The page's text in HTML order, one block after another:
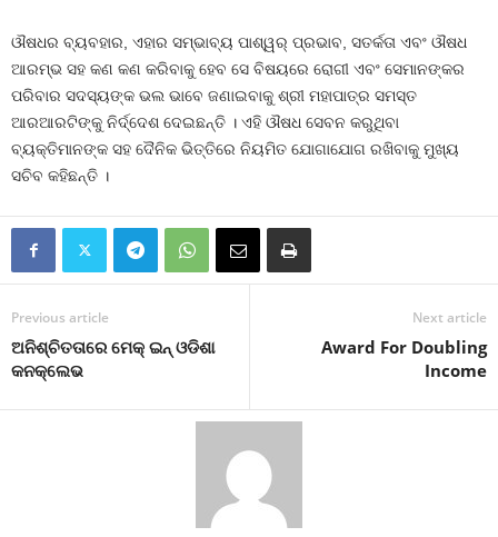
ଔଷଧର ବ୍ୟବହାର, ଏହାର ସମ୍ଭାବ୍ୟ ପାଶ୍ୱର୍ ପ୍ରଭାବ, ସତର୍କତା ଏବଂ ଔଷଧ
ଆରମ୍ଭ ସହ କଣ କଣ କରିବାକୁ ହେବ ସେ ବିଷୟରେ ରୋଗୀ ଏବଂ ସେମାନଙ୍କର
ପରିବାର ସଦସ୍ୟଙ୍କ ଭଲ ଭାବେ ଜଣାଇବାକୁ ଶ୍ରୀ ମହାପାତ୍ର ସମସ୍ତ
ଆରଆରଟିଙ୍କୁ ନିର୍ଦ୍ଦେଶ ଦେଇଛନ୍ତି । ଏହି ଔଷଧ ସେବନ କରୁଥିବା
ବ୍ୟକ୍ତିମାନଙ୍କ ସହ ଦୈନିକ ଭିତ୍ତିରେ ନିୟମିତ ଯୋଗାଯୋଗ ରଖିବାକୁ ମୁଖ୍ୟ
ସଚିବ କହିଛନ୍ତି ।
Previous article
ଅନିଶ୍ଚିତତାରେ ମେକ୍‍ ଇନ୍‍ ଓଡିଶା
କନକ୍ଲେଭ
Next article
Award For Doubling
Income